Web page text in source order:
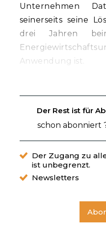
Unternehmen
seinerseits seine
drei Jahren
Anwendung ist.
Der Rest ist für
schon abonniert
Der Zugang zu
ist unbegrenzt.
Newsletters